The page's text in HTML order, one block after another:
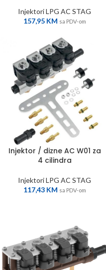
Injektori LPG AC STAG
157,95 KM sa PDV-om
Injektor / dizne AC W01 za
4 cilindra
Injektori LPG AC STAG
117,43 KM sa PDV-om